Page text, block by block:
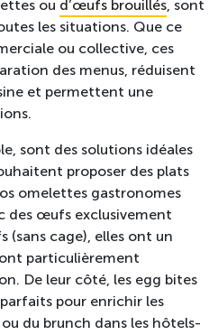
ou d’œufs brouillés, sont
les situations. Que ce
ou collective, ces
des menus, réduisent
et permettent une
sont des solutions idéales
proposer des plats
omelettes gastronomes
des œufs exclusivement
(sans cage), elles ont un
particulièrement
De leur côté, les egg bites
pour enrichir les
du brunch dans les hôtels-